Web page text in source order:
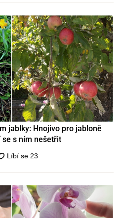
jablky: Hnojivo pro jabloně
s ním nešetřit